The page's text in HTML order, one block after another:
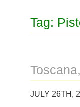
Tag:
JULY 26TH,